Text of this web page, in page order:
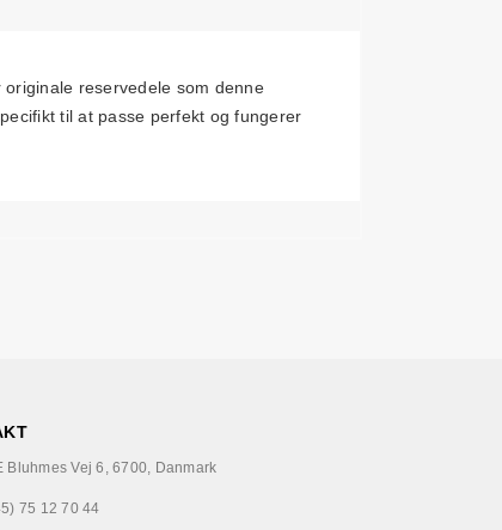
reservedele som denne
til at passe perfekt og fungerer
Bluhmes Vej 6, 6700, Danmark
75 12 70 44